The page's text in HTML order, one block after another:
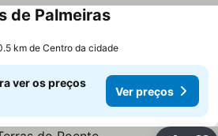
de Palmeiras
km de Centro da cidade
ver os preços
Ver preços